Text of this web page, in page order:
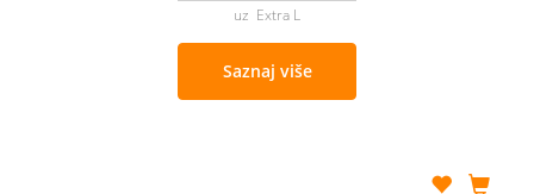
uz Extra L
Saznaj više